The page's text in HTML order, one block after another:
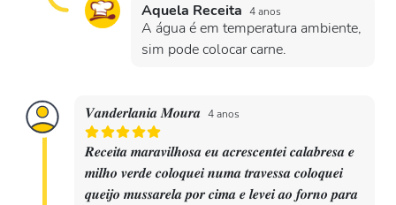
Aquela Receita 4 anos
A água é em temperatura ambiente,
sim pode colocar carne.
𝑽𝒂𝒏𝒅𝒆𝒓𝒍𝒂𝒏𝒊𝒂 𝑴𝒐𝒖𝒓𝒂 4 anos
𝑹𝒆𝒄𝒆𝒊𝒕𝒂 𝒎𝒂𝒓𝒂𝒗𝒊𝒍𝒉𝒐𝒔𝒂 𝒆𝒖 𝒂𝒄𝒓𝒆𝒔𝒄𝒆𝒏𝒕𝒆𝒊 𝒄𝒂𝒍𝒂𝒃𝒓𝒆𝒔𝒂 𝒆
𝒎𝒊𝒍𝒉𝒐 𝒗𝒆𝒓𝒅𝒆 𝒄𝒐𝒍𝒐𝒒𝒖𝒆𝒊 𝒏𝒖𝒎𝒂 𝒕𝒓𝒂𝒗𝒆𝒔𝒔𝒂 𝒄𝒐𝒍𝒐𝒒𝒖𝒆𝒊
𝒒𝒖𝒆𝒊𝒋𝒐 𝒎𝒖𝒔𝒔𝒂𝒓𝒆𝒍𝒂 𝒑𝒐𝒓 𝒄𝒊𝒎𝒂 𝒆 𝒍𝒆𝒗𝒆𝒊 𝒂𝒐 𝒇𝒐𝒓𝒏𝒐 𝒑𝒂𝒓𝒂